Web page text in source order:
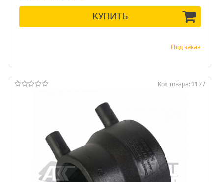
КУПИТЬ
Под заказ
Код товара: 9177